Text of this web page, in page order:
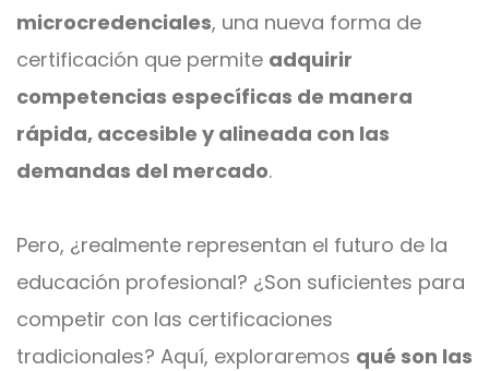
microcredenciales, una nueva forma de
certificación que permite adquirir
competencias específicas de manera
rápida, accesible y alineada con las
demandas del mercado.
Pero, ¿realmente representan el futuro de la
educación profesional? ¿Son suficientes para
competir con las certificaciones
tradicionales? Aquí, exploraremos qué son las